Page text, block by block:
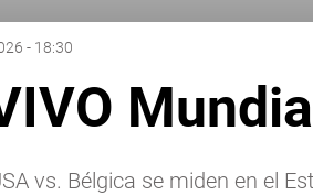
- 18:30
vs. Bélgica se miden en el